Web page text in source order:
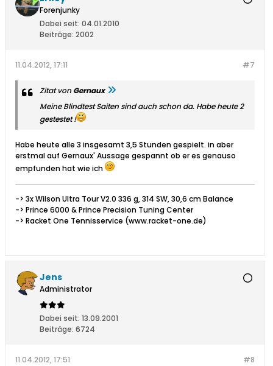
Forenjunky
Dabei seit: 04.01.2010
Beiträge: 2002
#7
11.04.2012, 17:11
Zitat von Gernaux
Meine Blindtest Saiten sind auch schon da. Habe heute 2
gestestet !
Habe heute alle 3 insgesamt 3,5 Stunden gespielt. in aber
erstmal auf Gernaux' Aussage gespannt ob er es genauso
empfunden hat wie ich
-> 3x Wilson Ultra Tour V2.0 336 g, 314 SW, 30,6 cm Balance
-> Prince 6000 & Prince Precision Tuning Center
-> Racket One Tennisservice (www.racket-one.de)
Jens
Administrator
Dabei seit: 13.09.2001
Beiträge: 6724
#8
11.04.2012, 17:51